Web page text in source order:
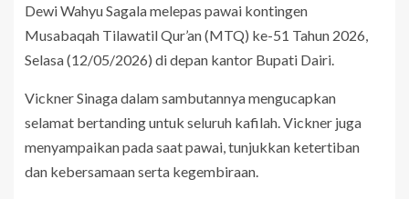
Dewi Wahyu Sagala melepas pawai kontingen
Musabaqah Tilawatil Qur’an (MTQ) ke-51 Tahun 2026,
Selasa (12/05/2026) di depan kantor Bupati Dairi.
Vickner Sinaga dalam sambutannya mengucapkan
selamat bertanding untuk seluruh kafilah. Vickner juga
menyampaikan pada saat pawai, tunjukkan ketertiban
dan kebersamaan serta kegembiraan.